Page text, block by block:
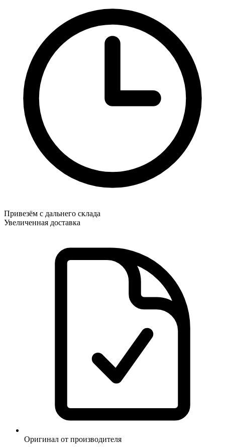
Привезём с дальнего склада
Увеличенная доставка
Оригинал от производителя